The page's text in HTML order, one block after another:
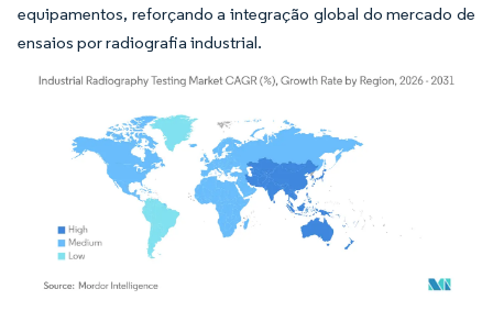
equipamentos, reforçando a integração global do mercado de
ensaios por radiografia industrial.